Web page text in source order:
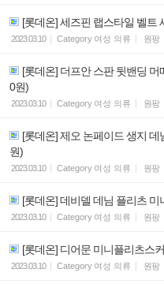
[롯데온] 세즈핀 랩스타일 벨트
2023.03.10 Category 여성 의류 원팡
[롯데온] 더프안 스판 뒷밴딩
0원)
2023.03.10 Category 여성 의류 원팡
[롯데온] 제오 논페이드 생지 데
원)
2023.03.10 Category 여성 의류 원팡
[롯데온] 데비델 데님 플리츠 미
2023.03.10 Category 여성 의류 원팡
[롯데온] 디어문 미니플리츠스
2023.03.10 Category 여성 의류 원팡